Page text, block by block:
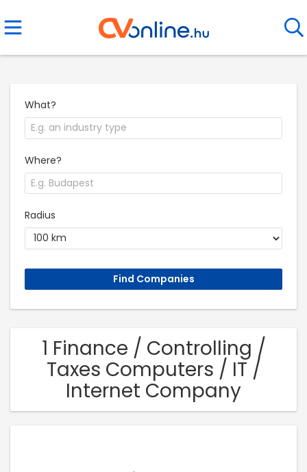
What?
Where?
Radius
1 Finance / Controlling /
Taxes Computers / IT /
Internet Company